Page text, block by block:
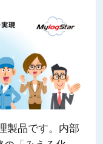
製品です。内部